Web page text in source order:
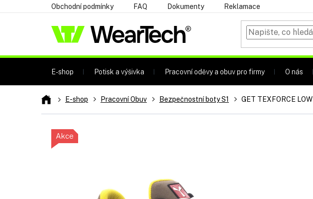
na
Obchodní podmínky FAQ Dokumenty Reklamace
E-shop Potisk a výšivka Pracovní oděvy a obuv pro firmy O nás
DomůE-shop Pracovní Obuv Bezpečnostní boty S1 GET TEXFORCE LOW
Akce